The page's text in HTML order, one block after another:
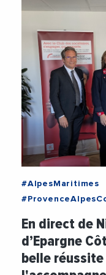
#AlpesMaritimes
#Economie
En direct de
d’Epargne
belle